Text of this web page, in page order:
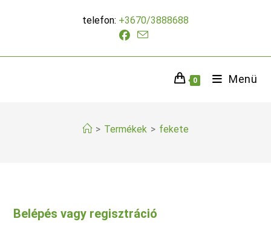
telefon: +3670/3888688
0 Menü
> Termékek > fekete
Belépés vagy regisztráció